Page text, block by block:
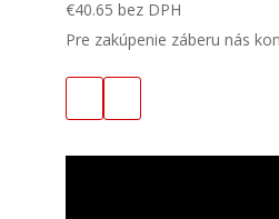
€40.65 bez DPH
Pre zakúpenie záberu nás